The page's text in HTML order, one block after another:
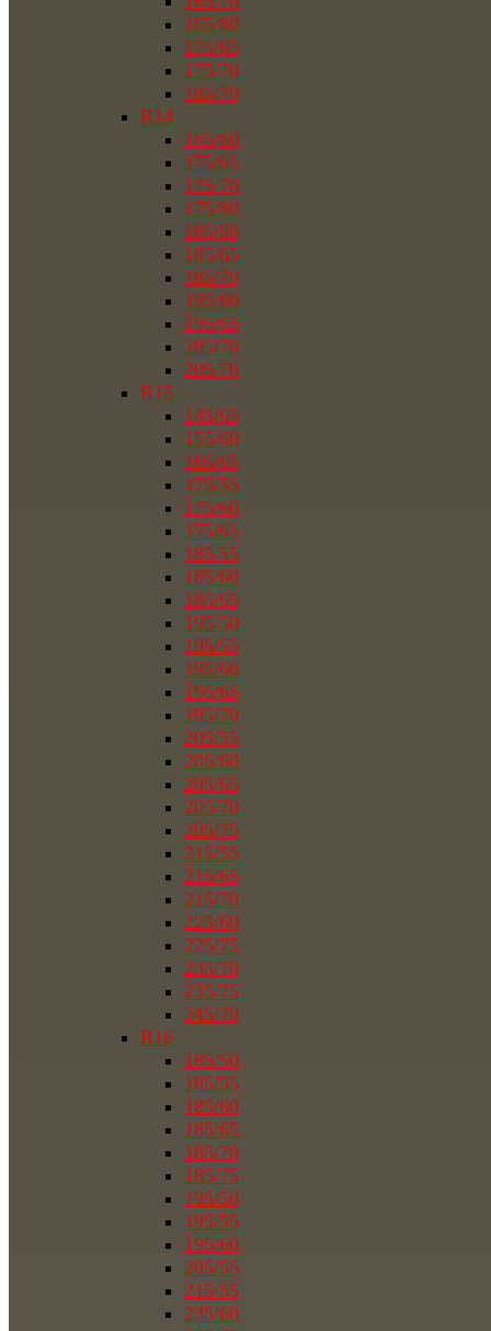
165/80
175/65
175/70
185/70
R14
165/60
175/65
175/70
175/80
185/60
185/65
185/70
195/60
195/65
195/70
205/70
R15
145/65
155/60
165/65
175/55
175/60
175/65
185/55
185/60
185/65
195/50
195/55
195/60
195/65
195/70
205/55
205/60
205/65
205/70
205/75
215/55
215/65
215/70
225/60
225/75
235/70
235/75
245/70
R16
185/50
185/55
185/60
185/65
185/70
185/75
195/50
195/55
195/60
205/55
215/55
235/60